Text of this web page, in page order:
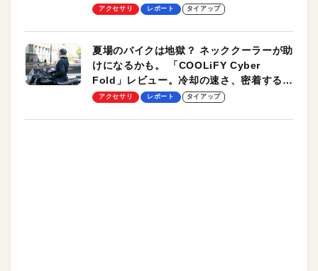
ーも
アクセサリ レポート タイアップ
夏場のバイクは地獄？ ネッククーラーが助
けになるかも。 「COOLiFY Cyber
Fold」レビュー。冷却の速さ、密着する冷
却プレート、シンプルな操作性がグッド！
アクセサリ レポート タイアップ